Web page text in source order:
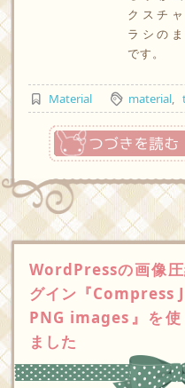
クスチ
ラシの
です。
Material material,
WordPressの画像圧
グイン『Compress
PNG images』を
ました